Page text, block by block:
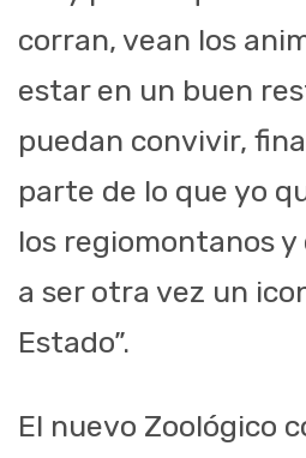
corran, vean los
estar en un buen
puedan convivir,
parte de lo que yo
los regiomontanos
a ser otra vez un
Estado”.
El nuevo Zoológico